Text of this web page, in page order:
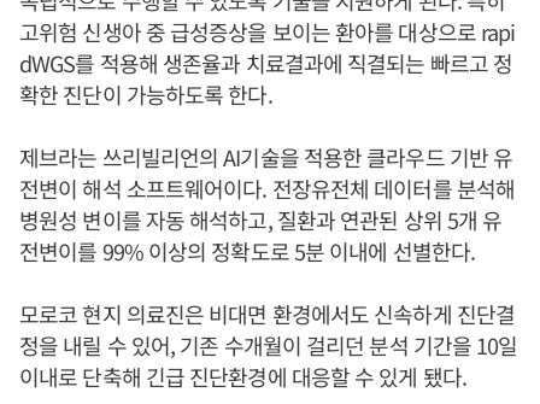
고위험 신생아 중 급성증상을 보이는 환아를 대상으로 rapi
dWGS를 적용해 생존율과 치료결과에 직결되는 빠르고 정
확한 진단이 가능하도록 한다.
제브라는 쓰리빌리언의 AI기술을 적용한 클라우드 기반 유
전변이 해석 소프트웨어이다. 전장유전체 데이터를 분석해
병원성 변이를 자동 해석하고, 질환과 연관된 상위 5개 유
전변이를 99% 이상의 정확도로 5분 이내에 선별한다.
모로코 현지 의료진은 비대면 환경에서도 신속하게 진단결
정을 내릴 수 있어, 기존 수개월이 걸리던 분석 기간을 10일
이내로 단축해 긴급 진단환경에 대응할 수 있게 됐다.